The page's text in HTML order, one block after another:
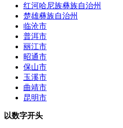
红河哈尼族彝族自治州
楚雄彝族自治州
临沧市
普洱市
丽江市
昭通市
保山市
玉溪市
曲靖市
昆明市
以数字开头